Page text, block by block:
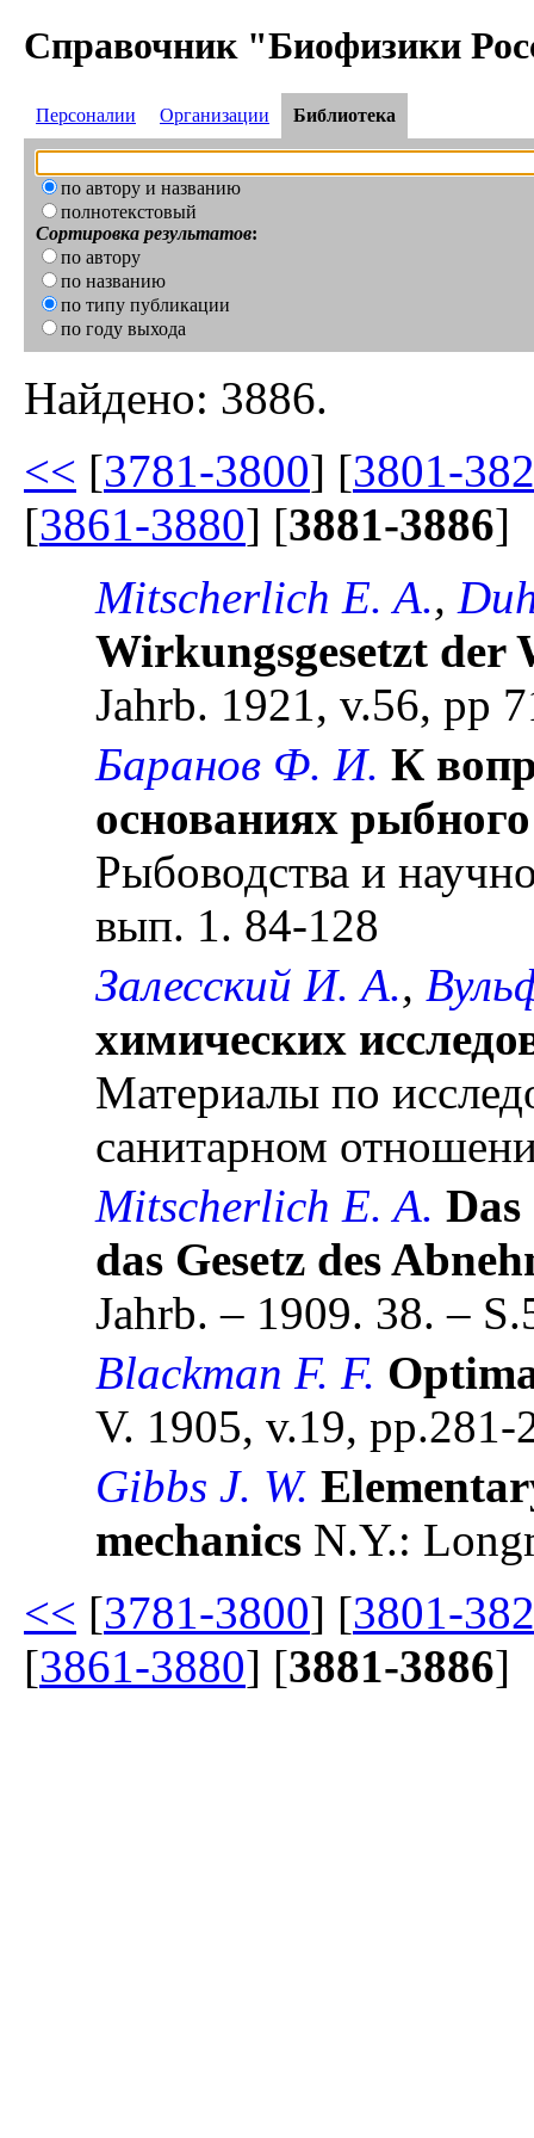
Справочник "Биофизики
Персоналии Организации Библиотека
по автору и названию
полнотекстовый
Сортировка результатов:
по автору
по названию
по типу публикации
по году выхода
Найдено: 3886.
<< [3781-3800] [3801-
[3861-3880] [3881-3886]
Mitscherlich E. A.,
Wirkungsgesetzt der
Jahrb. 1921, v.56, pp
Баранов Ф. И. К
основаниях
Рыбоводства и
вып. 1. 84-128
Залесский И. А.,
химических
Материалы по
санитарном
Mitscherlich E. A.
das Gesetz des
Jahrb. – 1909. 38. –
Blackman F. F.
V. 1905, v.19, pp.281-
Gibbs J. W.
mechanics N.Y.:
<< [3781-3800] [3801-
[3861-3880] [3881-3886]